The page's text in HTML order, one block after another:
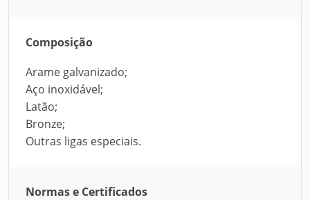
Composição
Arame galvanizado;
Aço inoxidável;
Latão;
Bronze;
Outras ligas especiais.
Normas e Certificados